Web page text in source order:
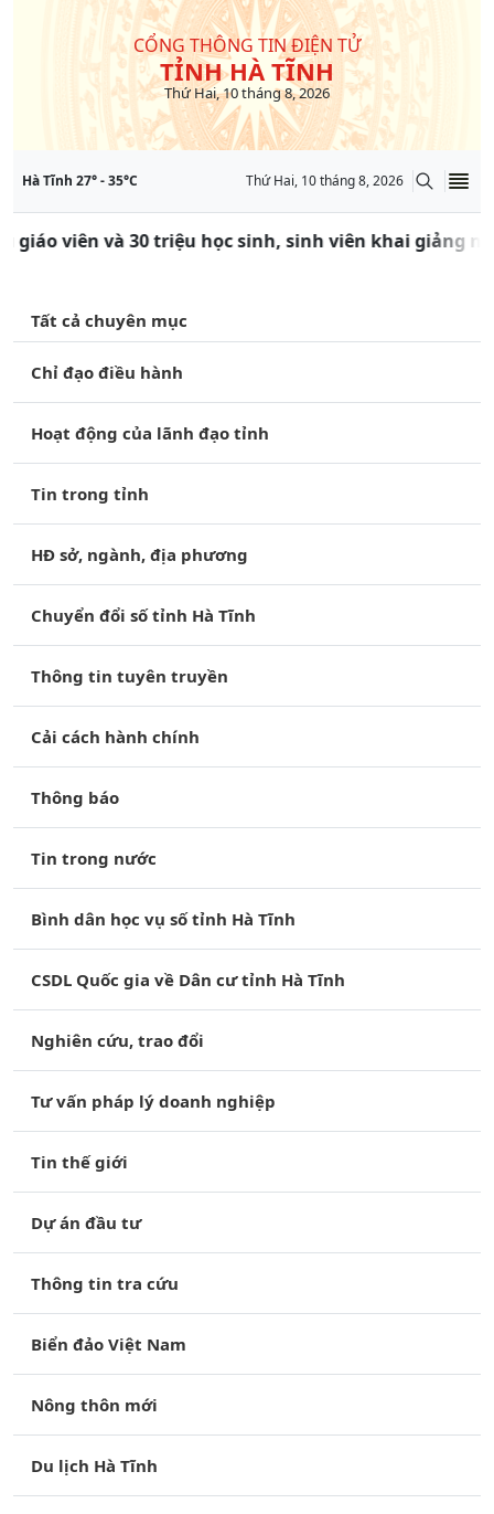
CỔNG THÔNG TIN ĐIỆN TỬ
TỈNH HÀ TĨNH
Thứ Hai, 10 tháng 8, 2026
Hà Tĩnh 27° -35°C Thứ Hai, 10 tháng 8, 2026
giáo viên và 30 triệu học sinh, sinh viên khai giảng
Tất cả chuyên mục
Chỉ đạo điều hành
Hoạt động của lãnh đạo tỉnh
Tin trong tỉnh
HĐ sở, ngành, địa phương
Chuyển đổi số tỉnh Hà Tĩnh
Thông tin tuyên truyền
Cải cách hành chính
Thông báo
Tin trong nước
Bình dân học vụ số tỉnh Hà Tĩnh
CSDL Quốc gia về Dân cư tỉnh Hà Tĩnh
Nghiên cứu, trao đổi
Tư vấn pháp lý doanh nghiệp
Tin thế giới
Dự án đầu tư
Thông tin tra cứu
Biển đảo Việt Nam
Nông thôn mới
Du lịch Hà Tĩnh